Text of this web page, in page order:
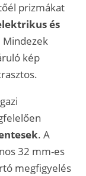
prizmákat
és
Mindezek
kép
. A
32 mm-es
megfigyelés